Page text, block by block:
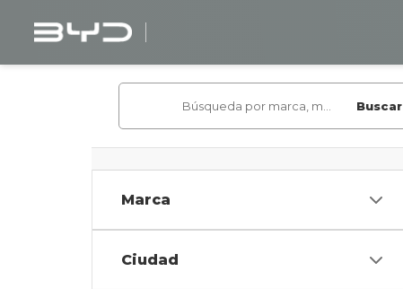
Marca
Ciudad
Buscar